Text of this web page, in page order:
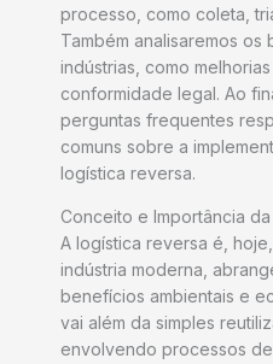
processo, como coleta,
Também analisaremos
indústrias, como
conformidade legal. Ao
perguntas frequentes
comuns sobre a
logística reversa.
Conceito e Importância
A logística reversa é,
indústria moderna,
benefícios ambientais e
vai além da simples
envolvendo processos